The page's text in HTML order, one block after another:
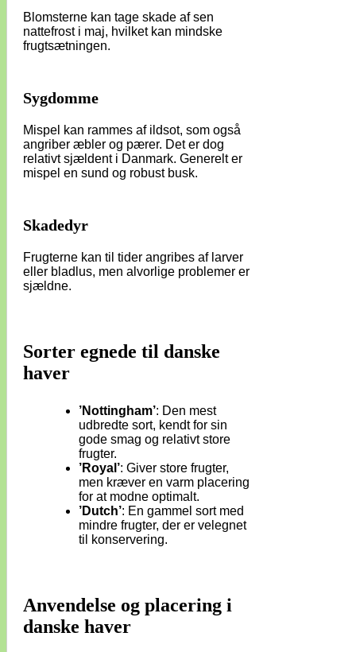
Blomsterne kan tage skade af sen
nattefrost i maj, hvilket kan mindske
frugtsætningen.
Sygdomme
Mispel kan rammes af ildsot, som også
angriber æbler og pærer. Det er dog
relativt sjældent i Danmark. Generelt er
mispel en sund og robust busk.
Skadedyr
Frugterne kan til tider angribes af larver
eller bladlus, men alvorlige problemer er
sjældne.
Sorter egnede til danske
haver
’Nottingham’: Den mest
udbredte sort, kendt for sin
gode smag og relativt store
frugter.
’Royal’: Giver store frugter,
men kræver en varm placering
for at modne optimalt.
’Dutch’: En gammel sort med
mindre frugter, der er velegnet
til konservering.
Anvendelse og placering i
danske haver